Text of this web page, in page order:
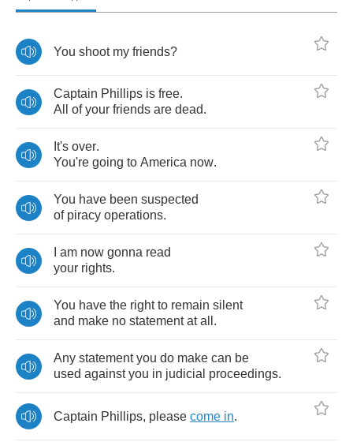
You shoot my friends?
Captain Phillips is free.
All
of your friends are dead.
It's over.
You're going to America now.
You have been suspected
of piracy operations.
am now gonna read
your rights.
You have the right to remain silent
and make no statement at all .
Any statement you do make can be
used against you in judicial proceedings.
Captain Phillips, please come in.